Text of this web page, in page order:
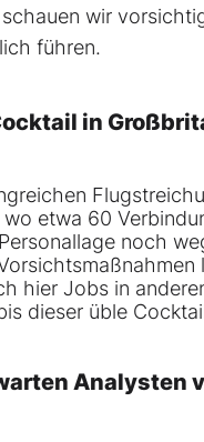
wir
führen.
in
wo etwa 60
noch
hier Jobs in
dieser üble
Analysten